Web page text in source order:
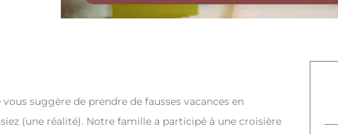
suggère de prendre de fausses vacances en
(une réalité). Notre famille a participé à une croisière